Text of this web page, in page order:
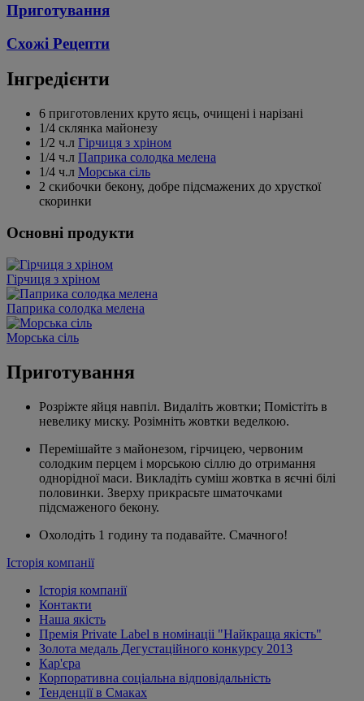
Приготування
Схожі Рецепти
Інгредієнти
6 приготовлених круто яєць, очищені і нарізані
1/4 склянка майонезу
1/2 ч.л Гірчиця з хріном
1/4 ч.л Паприка солодка мелена
1/4 ч.л Морська сіль
2 скибочки бекону, добре підсмажених до хрусткої
скоринки
Основні продукти
Гірчиця з хріном
Паприка солодка мелена
Морська сіль
Приготування
Розріжте яйця навпіл. Видаліть жовтки; Помістіть в
невелику миску. Розімніть жовтки веделкою.
Перемішайте з майонезом, гірчицею, червоним
солодким перцем і морською сіллю до отримання
однорідної маси. Викладіть суміш жовтка в яєчні білі
половинки. Зверху прикрасьте шматочками
підсмаженого бекону.
Охолодіть 1 годину та подавайте. Смачного!
Історія компанії
Історія компанії
Контакти
Наша якість
Премія Private Label в номінаціі "Найкраща якість"
Золота медаль Дегустаційного конкурсу 2013
Кар'єра
Корпоративна соціальна відповідальність
Тенденції в Смаках